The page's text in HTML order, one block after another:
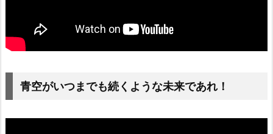
青空がいつまでも続くような未来であれ！